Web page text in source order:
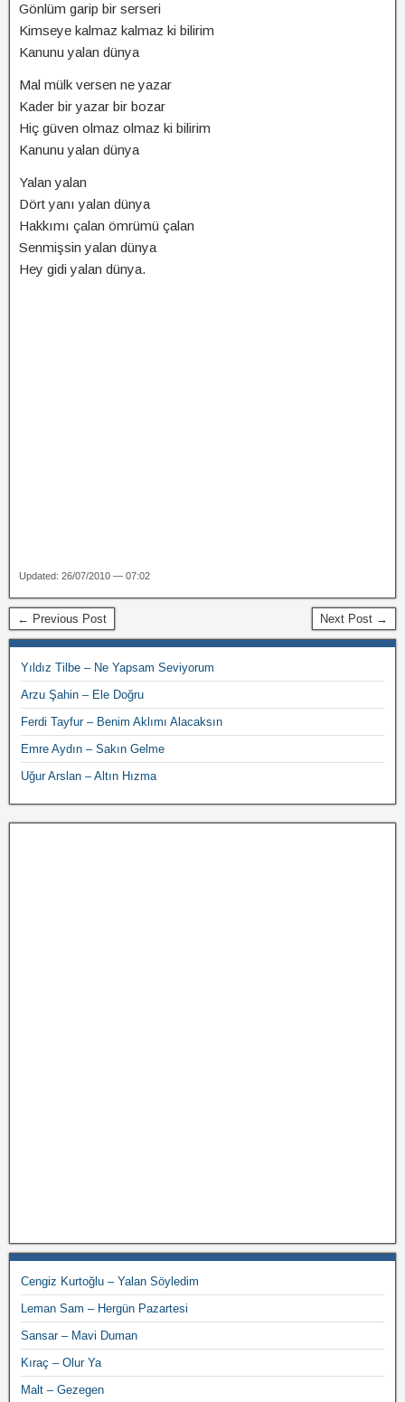
Gönlüm garip bir serseri
Kimseye kalmaz kalmaz ki bilirim
Kanunu yalan dünya
Mal mülk versen ne yazar
Kader bir yazar bir bozar
Hiç güven olmaz olmaz ki bilirim
Kanunu yalan dünya
Yalan yalan
Dört yanı yalan dünya
Hakkımı çalan ömrümü çalan
Senmişsin yalan dünya
Hey gidi yalan dünya.
Updated: 26/07/2010 — 07:02
← Previous Post Next Post →
Yıldız Tilbe – Ne Yapsam Seviyorum
Arzu Şahin – Ele Doğru
Ferdi Tayfur – Benim Aklımı Alacaksın
Emre Aydın – Sakın Gelme
Uğur Arslan – Altın Hızma
Cengiz Kurtoğlu – Yalan Söyledim
Leman Sam – Hergün Pazartesi
Sansar – Mavi Duman
Kıraç – Olur Ya
Malt – Gezegen